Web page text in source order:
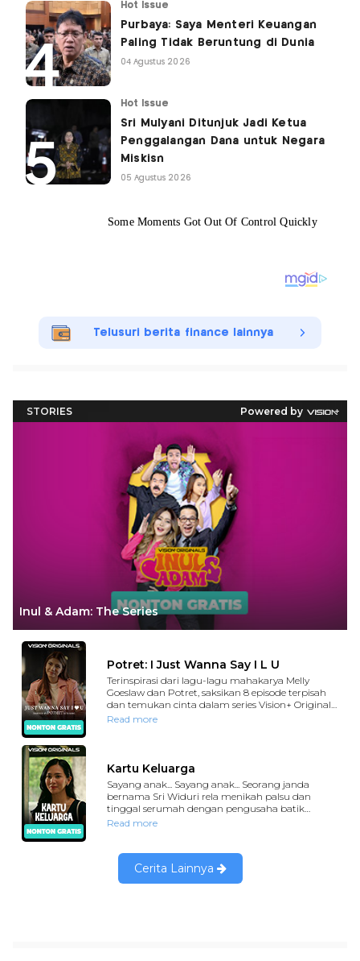
Hot Issue
Purbaya: Saya Menteri Keuangan
Paling Tidak Beruntung di Dunia
04 Agustus 2026
Hot Issue
Sri Mulyani Ditunjuk Jadi Ketua
Penggalangan Dana untuk Negara
Miskisn
05 Agustus 2026
Telusuri berita finance lainnya